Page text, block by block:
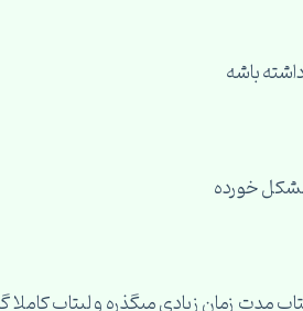
مدت زمان زیادی میگذره و لپتاپ